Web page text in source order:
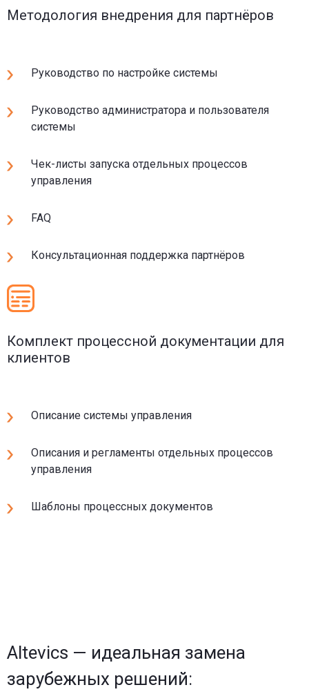
Методология внедрения для партнёров
Руководство по настройке системы
Руководство администратора и пользователя
системы
Чек-листы запуска отдельных процессов
управления
FAQ
Консультационная поддержка партнёров
Комплект процессной документации для
клиентов
Описание системы управления
Описания и регламенты отдельных процессов
управления
Шаблоны процессных документов
Altevics — идеальная замена
зарубежных решений: